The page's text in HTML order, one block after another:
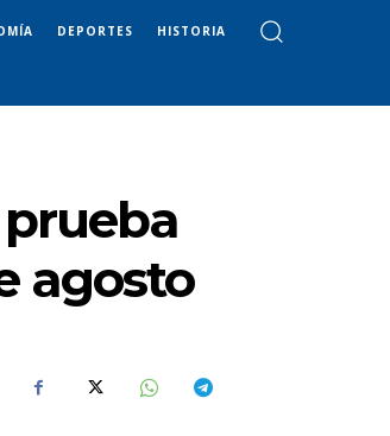
DEPORTES HISTORIA
prueba
agosto